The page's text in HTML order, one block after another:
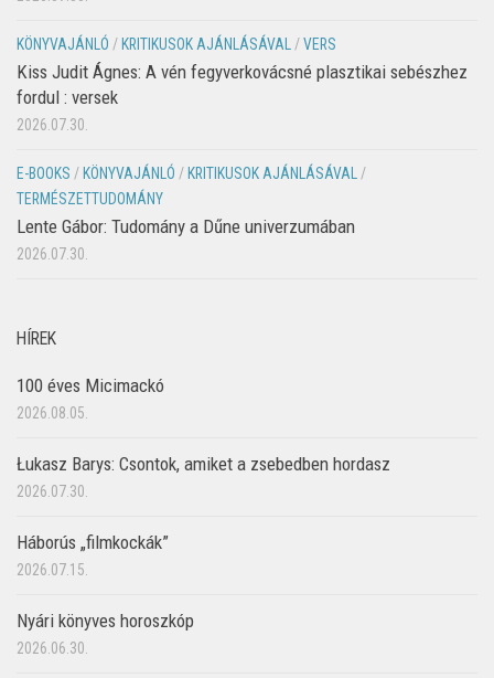
KÖNYVAJÁNLÓ /KRITIKUSOK AJÁNLÁSÁVAL /VERS
Kiss Judit Ágnes: A vén fegyverkovácsné plasztikai sebészhez
fordul : versek
2026.07.30.
E-BOOKS /KÖNYVAJÁNLÓ /KRITIKUSOK AJÁNLÁSÁVAL /
TERMÉSZETTUDOMÁNY
Lente Gábor: Tudomány a Dűne univerzumában
2026.07.30.
HÍREK
100 éves Micimackó
2026.08.05.
Łukasz Barys: Csontok, amiket a zsebedben hordasz
2026.07.30.
Háborús „filmkockák”
2026.07.15.
Nyári könyves horoszkóp
2026.06.30.